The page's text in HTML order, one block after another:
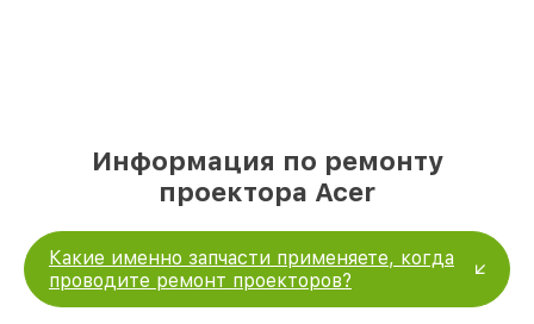
Информация по ремонту
проектора Acer
Какие именно запчасти применяете, когда
проводите ремонт проекторов?